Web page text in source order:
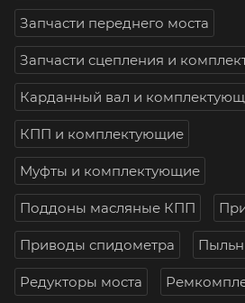
Запчасти переднего моста
Запчасти сцепления и
Карданный вал и
КПП и комплектующие
Муфты и комплектующие
Поддоны масляные КПП
Приводы спидометра
Редукторы моста